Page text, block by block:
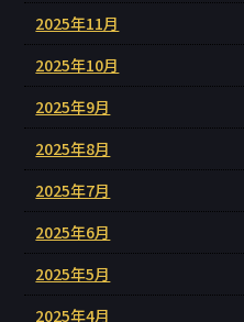
2025年11月
2025年10月
2025年9月
2025年8月
2025年7月
2025年6月
2025年5月
2025年4月